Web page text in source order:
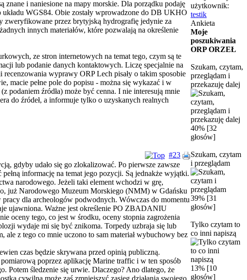
znane i naniesione na mapy morskie. Dla porządku podaję
WGS84. Obie zostały wprowadzone do DB UKHO
zweryfikowane przez brytyjską hydrografię jedynie za
innych materiałów, które pozwalają na określenie
ze stron internetowych na temat tego, czym są te
lub podanie danych kontaktowych. Liczę specjalnie na
recenzowania wyprawy ORP Lech pisały o takim sposobie
macie pełne pole do popisu - można się wykazać i w
podaniem źródła) może być cenna. I nie interesują mnie
do źródeł, a informuje tylko o uzyskanych realnych
#23
gdyby udało się go zlokalizować. Po pierwsze zawsze
informację na temat jego pozycji. Są jednakże wyjątki.
narodowego. Jeżeli taki element wchodzi w grę,
już Narodowego Muzeum Morskiego (NMM) w Gdańsku
dla archeologów podwodnych. Wówczas do momentu
ujawniona. Ważne jest określenie PO ZBADANIU
oceny tego, co jest w środku, oceny stopnia zagrożenia
wydaje mi się być znikoma. Torpedy uzbraja się lub
z tego co mnie uczono to sam materiał wybuchowy bez
czas będzie skrywana przed opinią publiczną.
poprzez aplikację Marine traffic i w ten sposób
Potem śledzenie się urwie. Dlaczego? Ano dlatego, że
cywilna może zaś zmniejszyć zasięg działania swojego
użytkownik:
testik
Ankieta
Moje
poszukiwania
ORP ORZEŁ
Szukam, czytam,
przeglądam i
przekazuję dalej
40% [32
głosów]
Szukam, czytam
i przeglądam
39% [31
głosów]
Tylko czytam to
co inni napiszą
13% [10
głosów]